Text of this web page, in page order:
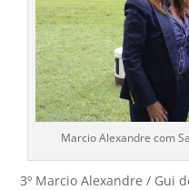
Marcio Alexandre com
3º Marcio Alexandre / Gui